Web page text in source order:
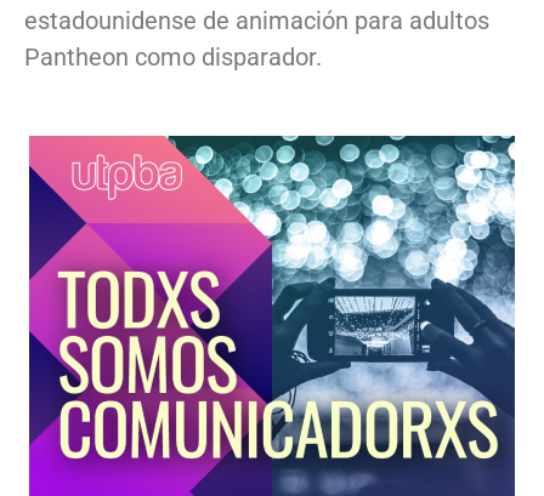
estadounidense de animación para adultos
Pantheon como disparador.